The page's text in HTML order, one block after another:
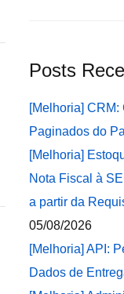
Posts
[Melhoria]
Paginados do
[Melhoria]
Nota Fiscal à
a partir da
05/08/2026
[Melhoria] API:
Dados de